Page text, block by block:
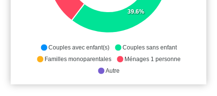
39.6%
Couples avec enfant(s)
Couples sans enfant
Familles monoparentales
Ménages 1 personne
Autre